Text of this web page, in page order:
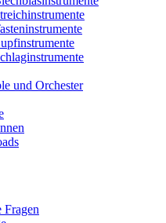
und Orchester
Fragen